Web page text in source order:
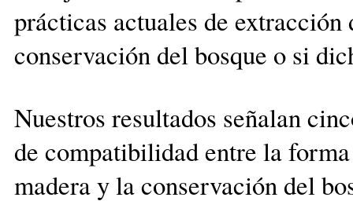
prácticas actuales de
conservación del bosque o si
Nuestros resultados señalan
de compatibilidad entre la
madera y la conservación del